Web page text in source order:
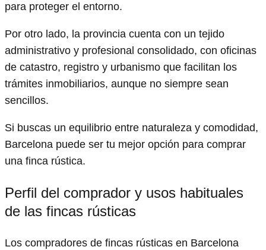
para proteger el entorno.
Por otro lado, la provincia cuenta con un tejido
administrativo y profesional consolidado, con oficinas
de catastro, registro y urbanismo que facilitan los
trámites inmobiliarios, aunque no siempre sean
sencillos.
Si buscas un equilibrio entre naturaleza y comodidad,
Barcelona puede ser tu mejor opción para comprar
una finca rústica.
Perfil del comprador y usos habituales
de las fincas rústicas
Los compradores de fincas rústicas en Barcelona